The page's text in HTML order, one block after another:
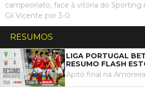
campeonato, face à vitória do Sporting
Gil Vicente por 3-0.
RESUMOS
LIGA PORTUGAL
RESUMO FLASH